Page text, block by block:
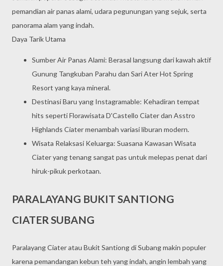
pemandian air panas alami, udara pegunungan yang sejuk, serta
panorama alam yang indah.
Daya Tarik Utama
Sumber Air Panas Alami: Berasal langsung dari kawah aktif
Gunung Tangkuban Parahu dan Sari Ater Hot Spring
Resort yang kaya mineral.
Destinasi Baru yang Instagramable: Kehadiran tempat
hits seperti Florawisata D'Castello Ciater dan Asstro
Highlands Ciater menambah variasi liburan modern.
Wisata Relaksasi Keluarga: Suasana Kawasan Wisata
Ciater yang tenang sangat pas untuk melepas penat dari
hiruk-pikuk perkotaan.
PARALAYANG BUKIT SANTIONG
CIATER SUBANG
Paralayang Ciater atau Bukit Santiong di Subang makin populer
karena pemandangan kebun teh yang indah, angin lembah yang